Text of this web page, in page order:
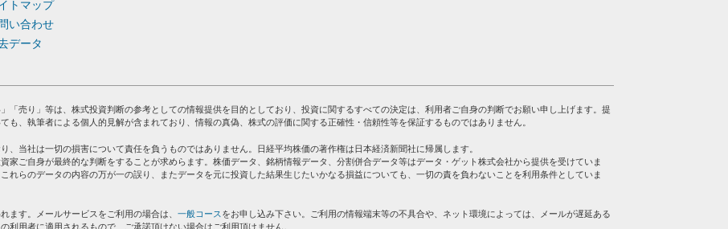
トマップ
い合わせ
データ
「売り」等は、株式投資判断の参考としての情報提供を目的としており、投資に関するすべての決定は、利用者ご自身の判断でお願い申し上げます。提
も、執筆者による個人的見解が含まれており、情報の真偽、株式の評価に関する正確性・信頼性等を保証するものではありません。
、当社は一切の損害について責任を負うものではありません。日経平均株価の著作権は日本経済新聞社に帰属します。
家ご自身が最終的な判断をすることが求めらます。株価データ、銘柄情報データ、分割併合データ等はデータ・ゲット株式会社から提供を受けていま
れらのデータの内容の万が一の誤り、またデータを元に投資した結果生じたいかなる損益についても、一切の責を負わないことを利用条件としていま
ます。メールサービスをご利用の場合は、 一般コース をお申し込み下さい。ご利用の情報端末等の不具合や、ネット環境によっては、メールが遅延ある
利用者に適用されるもので、ご承諾頂けない場合はご利用頂けません。